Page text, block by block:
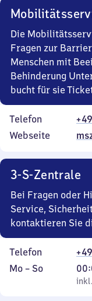
Die
Fragen zur
Menschen mit
Behinderung
bucht für sie
Telefon
Webseite
3-S-Zentrale
Bei Fragen oder
Service,
kontaktieren Sie
Telefon
Montag
Mo – So,
inkl.
Von
0